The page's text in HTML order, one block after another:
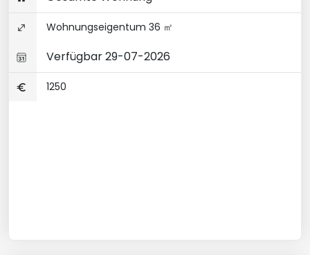
Wohnungseigentum 36 ㎡
Verfügbar 29-07-2026
1250